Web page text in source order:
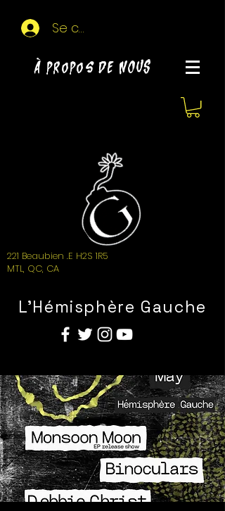
Se connecter
À propos de NOUS
221 Beaubien .E H2S 1R5
MTL, QC, CA
L'Hémisphère Gauche